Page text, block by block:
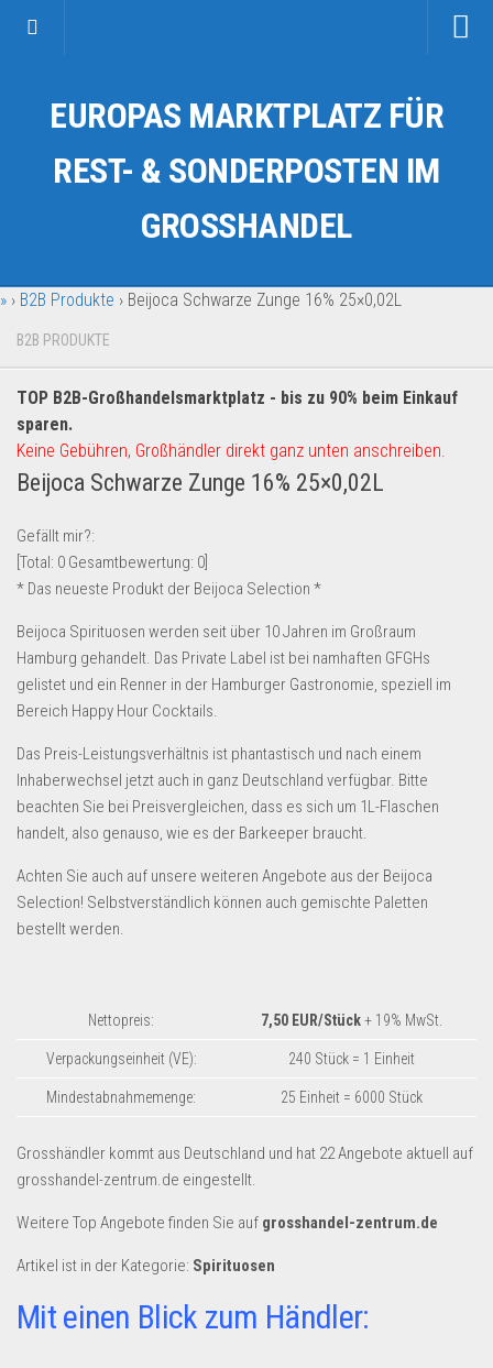
Kategorien
Auto & Motorrad
Fahrzeuge & Transport
Garten & Werkzeug
Geschäft, Büro & Schreibwaren
Geschenkartikel
Handy und Smartphone
Kosmetik & Pflege
Multimedia & Elektro
Münzen
Spielzeug & Games
Schuhe & Accessoires
Sport & Freizeit
Wohnen & Einrichten
Restposten-Angebote
Restposten für Privatpersonen
eBay Restposten kaufen
Sonderposten-Angebote
B2B Produkte
Grosshandel
Amazon
Aldi
Lidl
Kostenlos verkaufen
Anmelden
Kostenlos Registrieren
EUROPAS MARKTPLATZ FÜR
REST- & SONDERPOSTEN IM
GROSSHANDEL
» › B2B Produkte › Beijoca Schwarze Zunge 16% 25×0,02L
B2B PRODUKTE
TOP B2B-Großhandelsmarktplatz - bis zu 90% beim Einkauf
sparen.
Keine Gebühren, Großhändler direkt ganz unten anschreiben.
Beijoca Schwarze Zunge 16% 25×0,02L
Gefällt mir?:
[Total: 0 Gesamtbewertung: 0
* Das neueste Produkt der Beijoca Selection *
Beijoca Spirituosen werden seit über 10 Jahren im Großraum
Hamburg gehandelt. Das Private Label ist bei namhaften GFGHs
gelistet und ein Renner in der Hamburger Gastronomie, speziell im
Bereich Happy Hour Cocktails.
Das Preis-Leistungsverhältnis ist phantastisch und nach einem
Inhaberwechsel jetzt auch in ganz Deutschland verfügbar. Bitte
beachten Sie bei Preisvergleichen, dass es sich um 1L-Flaschen
handelt, also genauso, wie es der Barkeeper braucht.
Achten Sie auch auf unsere weiteren Angebote aus der Beijoca
Selection! Selbstverständlich können auch gemischte Paletten
bestellt werden.
Nettopreis: 7,50 EUR/Stück+ 19% MwSt.
Verpackungseinheit (VE): 240 Stück = 1 Einheit
Mindestabnahmemenge: 25 Einheit = 6000 Stück
Grosshändler kommt aus Deutschland und hat 22 Angebote aktuell auf
grosshandel-zentrum.de eingestellt.
Weitere Top Angebote finden Sie auf grosshandel-zentrum.de
Artikel ist in der Kategorie: Spirituosen
Mit einen Blick zum Händler: